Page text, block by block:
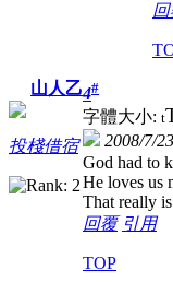
山人乙
投棧借宿
4#
字體大小: t
2008/7/
God had to
He loves us
That really
回覆 引用
TOP